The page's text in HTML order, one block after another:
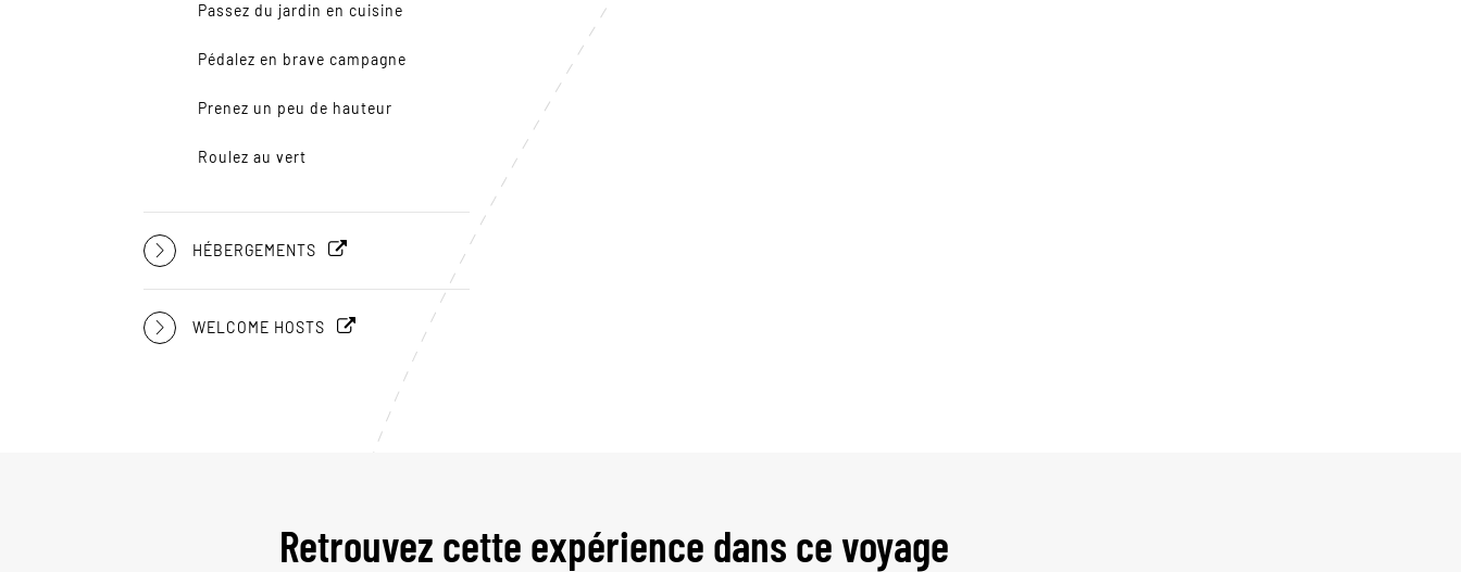
Passez du jardin en cuisine
Pédalez en brave campagne
Prenez un peu de hauteur
Roulez au vert
HÉBERGEMENTS
WELCOME HOSTS
Retrouvez cette expérience dans ce voyage